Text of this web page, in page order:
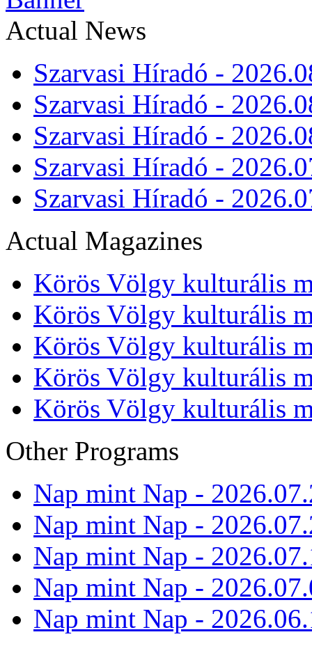
Actual News
Szarvasi Híradó -
Szarvasi Híradó -
Szarvasi Híradó -
Szarvasi Híradó -
Szarvasi Híradó -
Actual Magazines
Körös Völgy kulturális
Körös Völgy kulturális
Körös Völgy kulturális
Körös Völgy kulturális
Körös Völgy kulturális
Other Programs
Nap mint Nap -
Nap mint Nap -
Nap mint Nap -
Nap mint Nap -
Nap mint Nap -